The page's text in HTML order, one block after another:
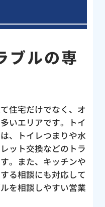
ブルの専
住宅だけでなく、オ
いエリアです。トイ
、トイレつまりや水
ット交換などのトラ
。また、キッチンや
る相談にも対応して
を相談しやすい営業